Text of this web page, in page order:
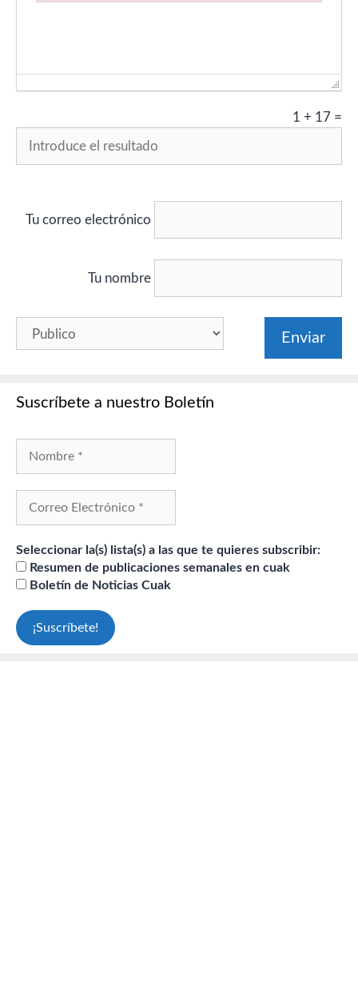
1 + 17 =
Tu correo electrónico
Tu nombre
Suscríbete a nuestro Boletín
Seleccionar la(s) lista(s) a las que te quieres subscribir:
Resumen de publicaciones semanales en cuak
Boletín de Noticias Cuak
Failed to initialize plugin: wplink